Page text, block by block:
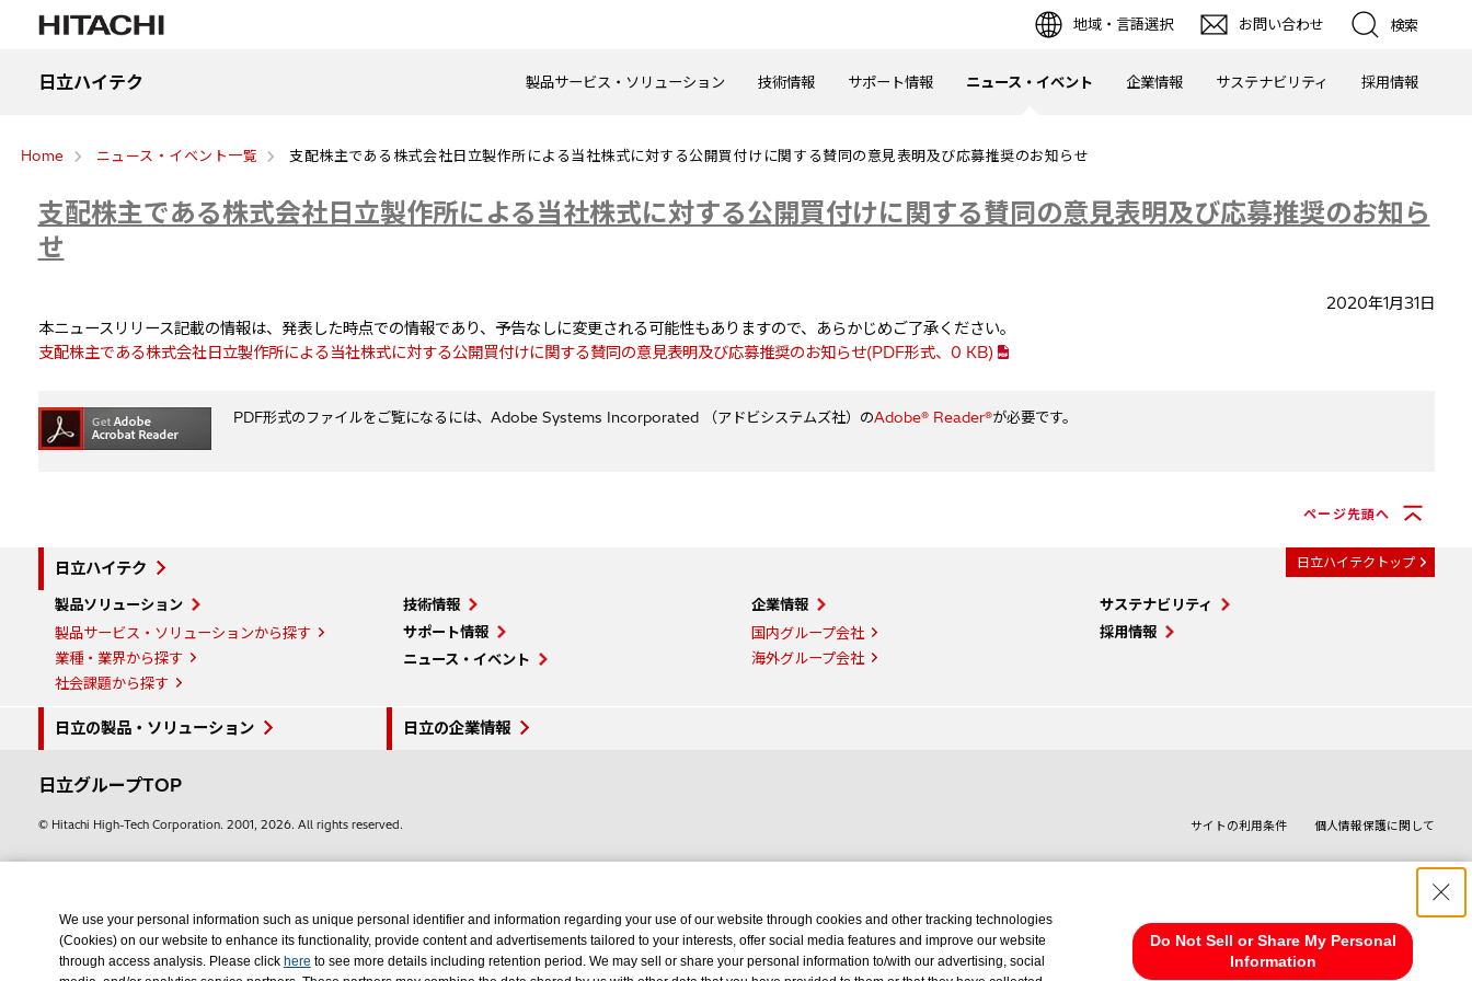
地域・言語選択 お問い合わせ 検索
日立ハイテク 製品サービス・ソリューション 技術情報 サポート情報 ニュース・イベント 企業情報 サステナビリティ 採用情報
Home ニュース・イベント一覧 支配株主である株式会社日立製作所による当社株式に対する公開買付けに関する賛同の意見表明及び応募推奨のお知らせ
支配株主である株式会社日立製作所による当社株式に対する公開買付けに関する賛同の意見表明及び応募推奨のお知ら
せ
2020年1月31日
本ニュースリリース記載の情報は、発表した時点での情報であり、予告なしに変更される可能性もありますので、あらかじめご了承ください。
支配株主である株式会社日立製作所による当社株式に対する公開買付けに関する賛同の意見表明及び応募推奨のお知らせ(PDF形式、 0 KB)
PDF形式のファイルをご覧になるには、Adobe Systems Incorporated （アドビシステムズ社）のAdobe® Reader®が必要です。
ページ先頭へ
日立ハイテク 日立ハイテクトップ
製品ソリューション
製品サービス・ソリューションから探す
業種・業界から探す
社会課題から探す
技術情報
サポート情報
ニュース・イベント
企業情報
国内グループ会社
海外グループ会社
サステナビリティ
採用情報
日立の製品・ソリューション 日立の企業情報
日立グループTOP
サイトの利用条件 個人情報保護に関して
© Hitachi High-Tech Corporation. 2001, 2026. All rights reserved.
We use your personal information such as unique personal identifier and information regarding your use of our website through cookies and other tracking technologies
(Cookies) on our website to enhance its functionality, provide content and advertisements tailored to your interests, offer social media features and improve our website
through access analysis. Please click here to see more details including retention period. We may sell or share your personal information to/with our advertising, social
Do Not Sell or Share My Personal
Information